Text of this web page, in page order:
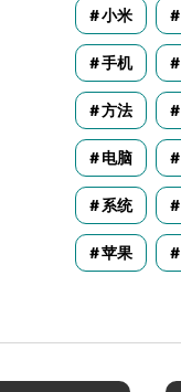
小米
手机
方法
电脑
系统
苹果